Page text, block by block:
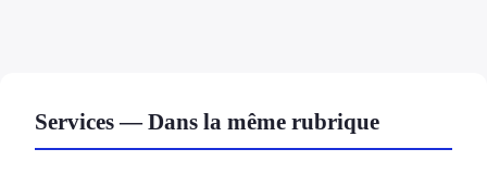
Services — Dans la même rubrique